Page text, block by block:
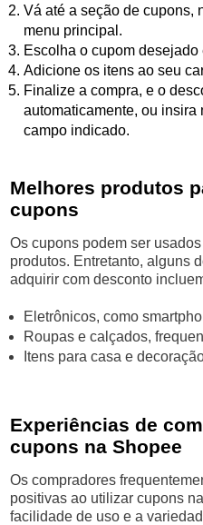
Vá até a seção de cupons,
menu principal.
Escolha o cupom desejado
Adicione os itens ao seu
Finalize a compra, e o
automaticamente, ou
campo indicado.
Melhores produtos
cupons
Os cupons podem ser
produtos. Entretanto, alguns
adquirir com desconto
Eletrônicos, como
Roupas e calçados,
Itens para casa e
Experiências de
cupons na Shopee
Os compradores
positivas ao utilizar cupons
facilidade de uso e a